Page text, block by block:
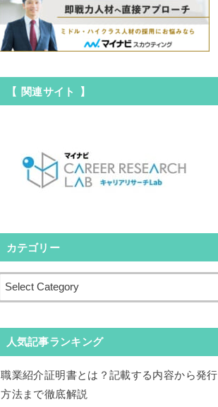
【 関連サイト 】
カテゴリー
人気記事ランキング
職業紹介証明書とは？記載する内容から発行
方法まで徹底解説